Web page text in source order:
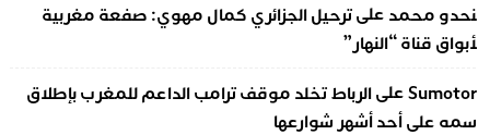
محمدعلىترحيل الجزائري كمال مهوي: صفعة مغربية
قناة “النهار”
علىالرباط تخلد موقف ترامب الداعم للمغرب بإطلاق
على أحد أشهر شوارعها